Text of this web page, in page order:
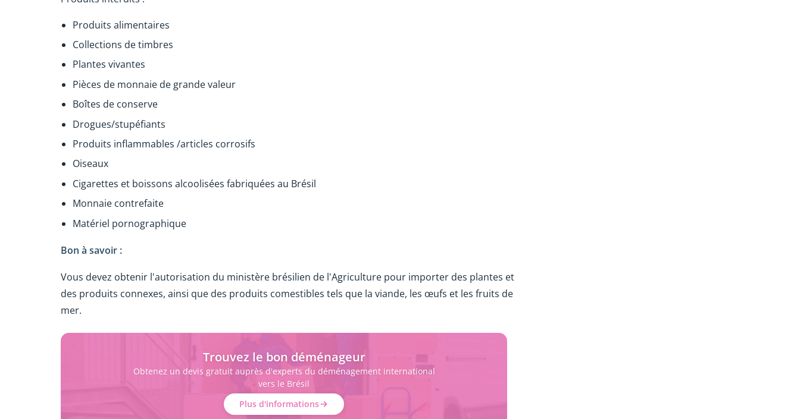
Produits alimentaires
Collections de timbres
Plantes vivantes
Pièces de monnaie de grande valeur
Boîtes de conserve
Drogues/stupéfiants
Produits inflammables /articles corrosifs
Oiseaux
Cigarettes et boissons alcoolisées fabriquées au Brésil
Monnaie contrefaite
Matériel pornographique
Bon à savoir :
Vous devez obtenir l'autorisation du ministère brésilien de l'Agriculture pour importer des plantes et
des produits connexes, ainsi que des produits comestibles tels que la viande, les œufs et les fruits de
mer.
Trouvez le bon déménageur
Obtenez un devis gratuit auprès d'experts du déménagement international
vers le Brésil
Plus d'informations